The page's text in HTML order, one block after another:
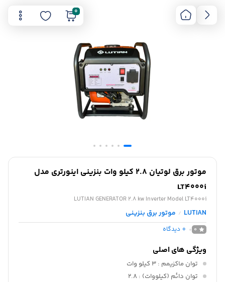
0
موتور برق لوتیان 2.8 کیلو وات بنزینی اینورتری مدل
LT4000i
LUTIAN GENERATOR 2.8 kw Inverter Model LT4000i
LUTIAN
/ موتور برق بنزینی
0
0 دیدگاه
ویژگی های اصلی
توان ماکزیمم : 3 کیلو وات
توان دائم (کیلووات) : 2.8